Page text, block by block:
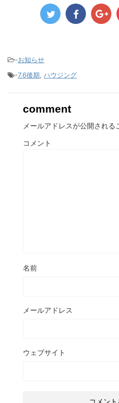
-お知らせ
-7.6後期, ハウジング
comment
メールアドレスが公開される
コメント
名前
メールアドレス
ウェブサイト